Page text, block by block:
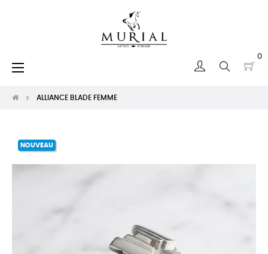
0
Basculer
☰
ALLIANCE BLADE FEMME
NOUVEAU